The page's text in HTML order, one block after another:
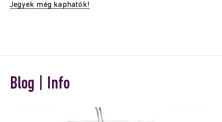
Jegyek még kaphatók!
Blog | Info